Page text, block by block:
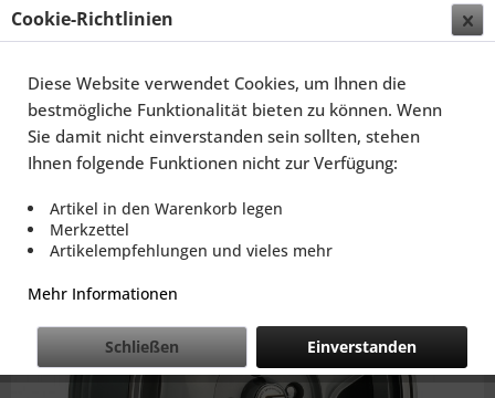
SCHMIDT FELGEN 16 ZOLL RETRO-ML FÜR MAZDA
MX5 TYP NA, NB, HIGHGLOSS SILBER
Cookie-Richtlinien
Diese Website verwendet Cookies, um Ihnen die
bestmögliche Funktionalität bieten zu können. Wenn
Sie damit nicht einverstanden sein sollten, stehen
Ihnen folgende Funktionen nicht zur Verfügung:
Artikel in den Warenkorb legen
Merkzettel
Artikelempfehlungen und vieles mehr
Mehr Informationen
Einverstanden
Schließen